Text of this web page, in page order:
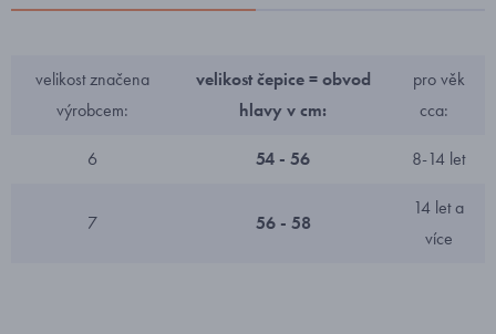
velikost značena
výrobcem:
velikost čepice = obvod
hlavy v cm:
pro věk
cca:
6 54 - 56 8-14 let
7 56 - 58
14 let a
více